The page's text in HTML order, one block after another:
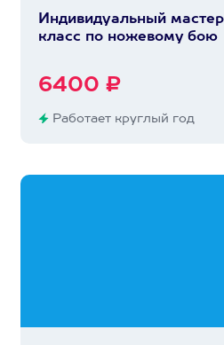
Индивидуальный
класс по ножевому бою
6400 ₽
Работает круглый год